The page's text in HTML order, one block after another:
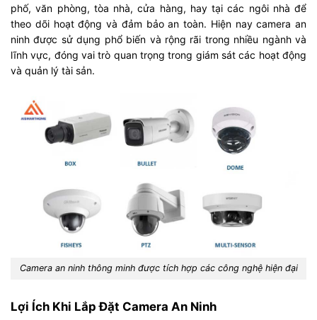
phố, văn phòng, tòa nhà, cửa hàng, hay tại các ngôi nhà để
theo dõi hoạt động và đảm bảo an toàn. Hiện nay camera an
ninh được sử dụng phổ biến và rộng rãi trong nhiều ngành và
lĩnh vực, đóng vai trò quan trọng trong giám sát các hoạt động
và quản lý tài sản.
Camera an ninh thông minh được tích hợp các công nghệ hiện đại
Lợi Ích Khi Lắp Đặt Camera An Ninh